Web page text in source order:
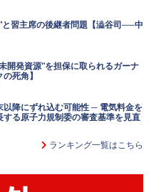
習主席の後継者問題【澁谷司──中
開発資源"を担保に取られるガーナ
死角】
以降にずれ込む可能性 ─ 電気料金を
る原子力規制委の審査基準を見直
ランキング一覧はこちら